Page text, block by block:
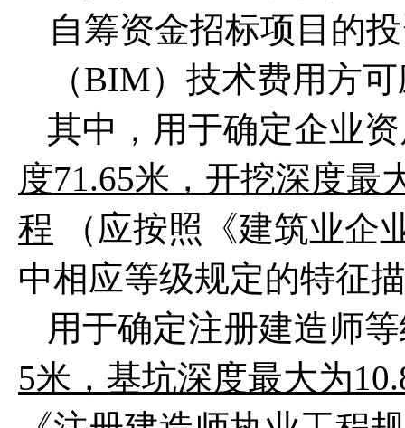
自筹资金招标项目的
（BIM）技术费用方
其中，用于确定企业
度71.65米，开挖深度最
程 （应按照《建筑业企
中相应等级规定的特征
用于确定注册建造师
5米，基坑深度最大为